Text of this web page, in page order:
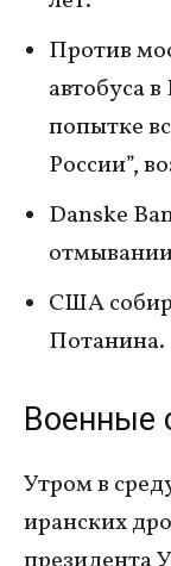
Против
автобуса
попытке
России”,
Danske
США
Потанина.
Военные
Утром в
иранских